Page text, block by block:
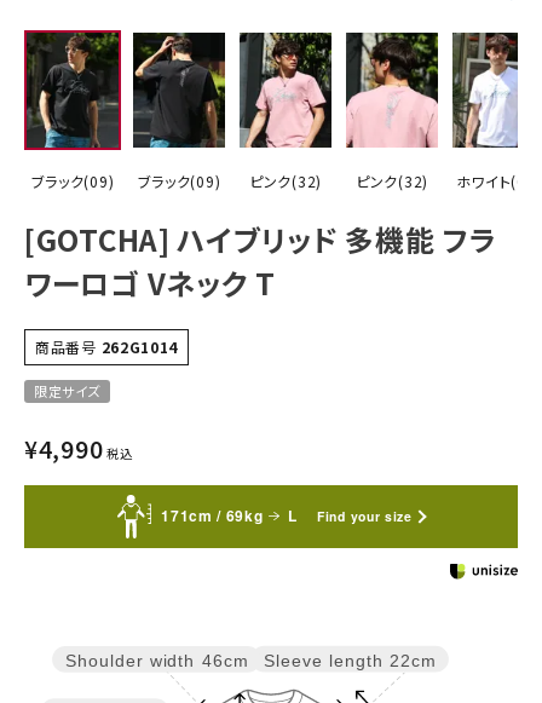
ブラック(09) ブラック(09) ピンク(32) ピンク(32) ホワイト(01)
[GOTCHA] ハイブリッド 多機能 フラ
ワーロゴ Vネック T
商品番号 262G1014
限定サイズ
¥4,990 税込
171cm / 69kg L Find your size
Sleeve length 22cm
Shoulder width 46cm